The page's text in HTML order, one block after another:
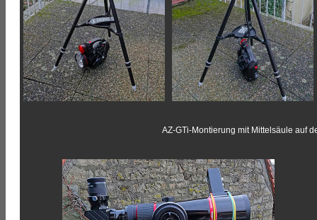
AZ-GTi-Montierung mit Mittelsäule auf